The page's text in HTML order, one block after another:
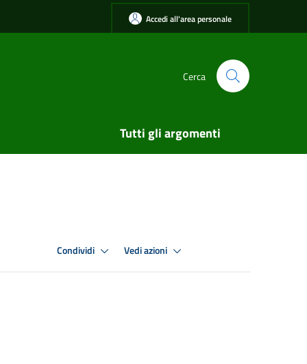
Accedi all'area personale
Cerca
Tutti gli argomenti
Condividi Vedi azioni